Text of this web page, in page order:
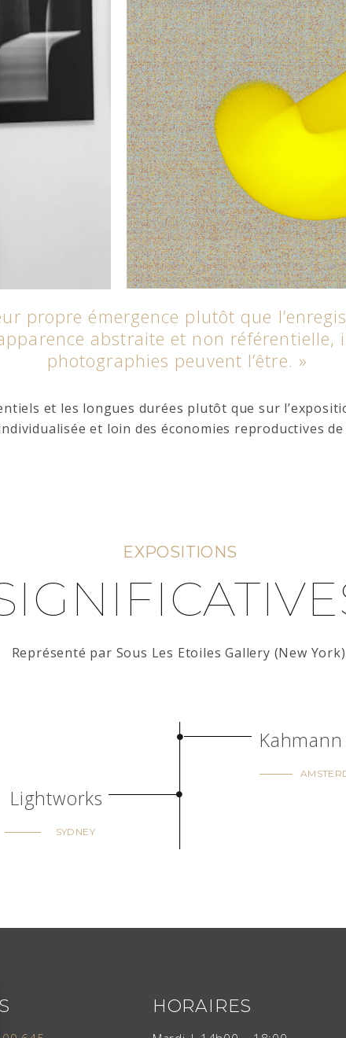
propre émergence plutôt que
abstraite et non référentielle,
photographies peuvent l’être. »
et les longues durées plutôt que sur
et loin des économies reproductives
EXPOSITIONS
Représenté par Sous Les Etoiles Gallery (New
Lightworks
SYDNEY
HORAIRES